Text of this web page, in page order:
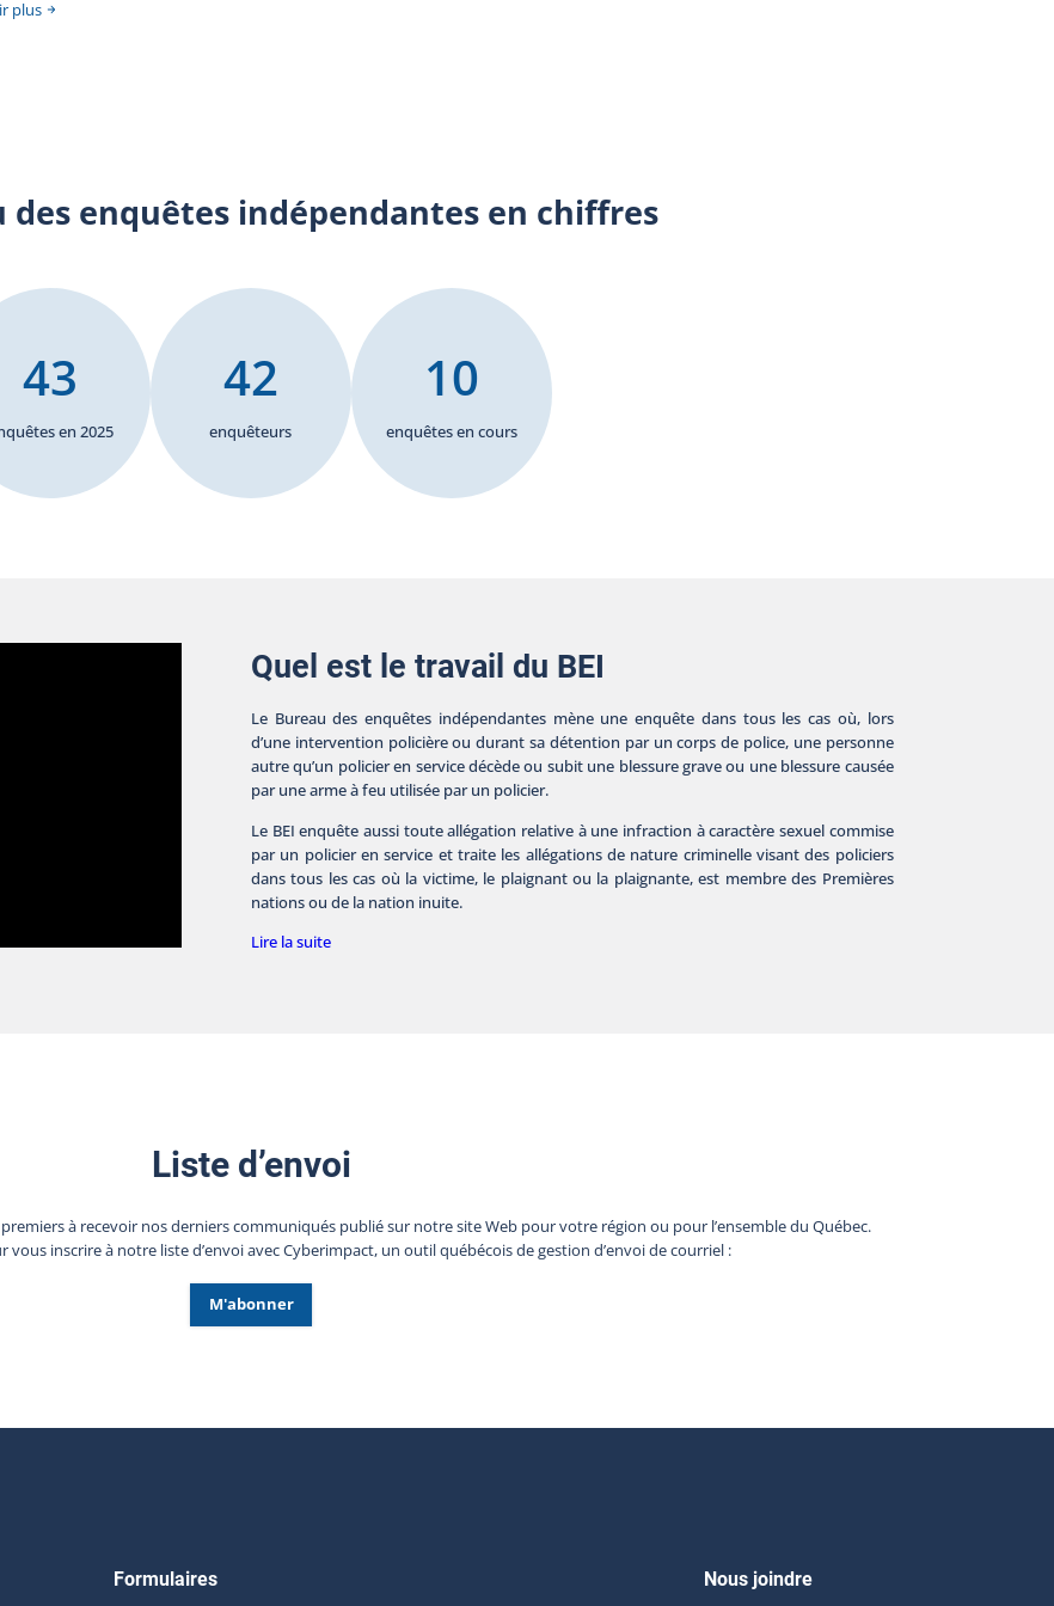
plus
des enquêtes indépendantes en chiffres
en 2025
43
enquêteurs
42
enquêtes en cours
10
Quel est le travail du BEI
Le Bureau des enquêtes indépendantes mène une enquête dans tous les cas où, lors
d’une intervention policière ou durant sa détention par un corps de police, une personne
autre qu’un policier en service décède ou subit une blessure grave ou une blessure causée
par une arme à feu utilisée par un policier.
Le BEI enquête aussi toute allégation relative à une infraction à caractère sexuel commise
par un policier en service et traite les allégations de nature criminelle visant des policiers
dans tous les cas où la victime, le plaignant ou la plaignante, est membre des Premières
nations ou de la nation inuite.
Lire la suite
Liste d’envoi
à recevoir nos derniers communiqués publié sur notre site Web pour votre région ou pour l’ensemble du Québec.
vous inscrire à notre liste d’envoi avec Cyberimpact, un outil québécois de gestion d’envoi de courriel :
M'abonner
Formulaires Nous joindre